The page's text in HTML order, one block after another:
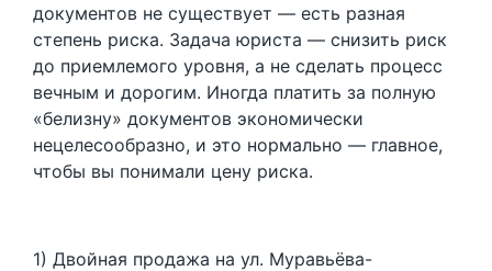
документов не существует — есть разная
степень риска. Задача юриста — снизить риск
до приемлемого уровня, а не сделать процесс
вечным и дорогим. Иногда платить за полную
«белизну» документов экономически
нецелесообразно, и это нормально — главное,
чтобы вы понимали цену риска.
1) Двойная продажа на ул. Муравьёва-